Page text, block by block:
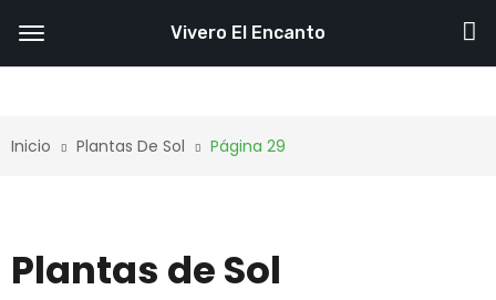
Inicio Plantas De Sol Página 29
Plantas de Sol
Vivero El Encanto